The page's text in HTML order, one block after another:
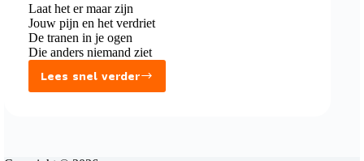
Laat het er maar zijn
Jouw pijn en het verdriet
De tranen in je ogen
Die anders niemand ziet
Lees snel verder
Laat